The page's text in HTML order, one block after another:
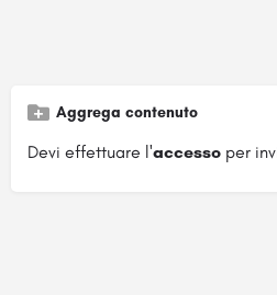
Aggrega contenuto
Devi effettuare l'accesso per